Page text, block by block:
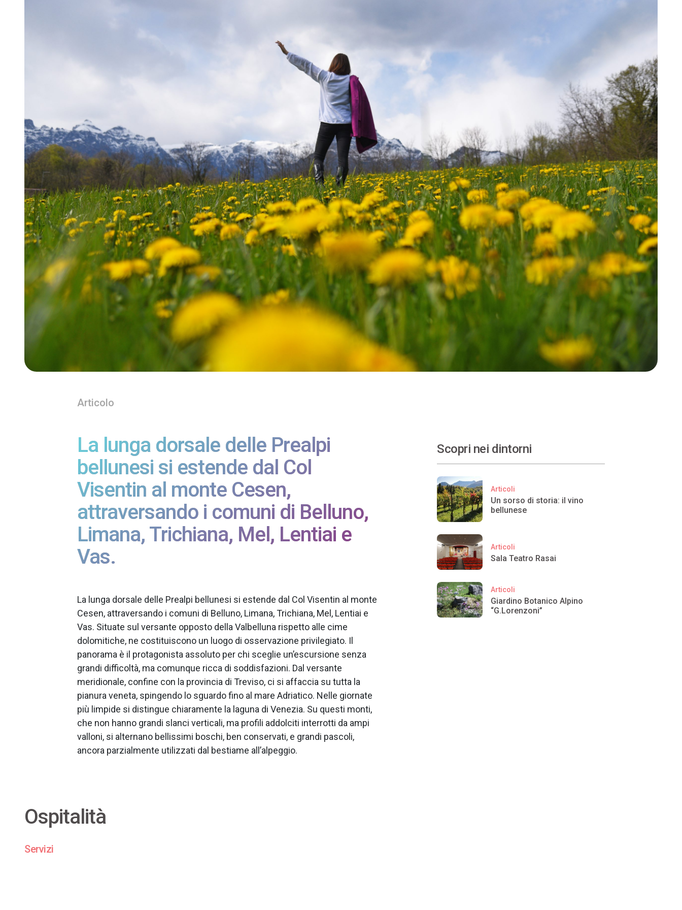
Articolo
La lunga dorsale delle Prealpi
bellunesi si estende dal Col
Visentin al monte Cesen,
attraversando i comuni di Belluno,
Limana, Trichiana, Mel, Lentiai e
Vas.
La lunga dorsale delle Prealpi bellunesi si estende dal Col Visentin al monte
Cesen, attraversando i comuni di Belluno, Limana, Trichiana, Mel, Lentiai e
Vas. Situate sul versante opposto della Valbelluna rispetto alle cime
dolomitiche, ne costituiscono un luogo di osservazione privilegiato. Il
panorama è il protagonista assoluto per chi sceglie un’escursione senza
grandi difficoltà, ma comunque ricca di soddisfazioni. Dal versante
meridionale, confine con la provincia di Treviso, ci si affaccia su tutta la
pianura veneta, spingendo lo sguardo fino al mare Adriatico. Nelle giornate
più limpide si distingue chiaramente la laguna di Venezia. Su questi monti,
che non hanno grandi slanci verticali, ma profili addolciti interrotti da ampi
valloni, si alternano bellissimi boschi, ben conservati, e grandi pascoli,
ancora parzialmente utilizzati dal bestiame all’alpeggio.
Scopri nei dintorni
Articoli
Un sorso di storia: il vino
bellunese
Articoli
Sala Teatro Rasai
Articoli
Giardino Botanico Alpino
“G.Lorenzoni”
Ospitalità
Servizi